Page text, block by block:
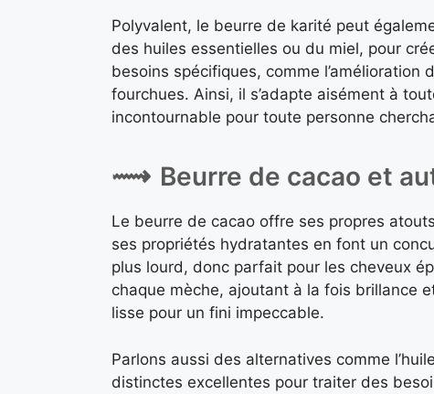
Polyvalent, le beurre de karité peut
des huiles essentielles ou du miel, pour
besoins spécifiques, comme
fourchues. Ainsi, il s’adapte aisément à
incontournable pour toute personne
Beurre de cacao et
Le beurre de cacao offre ses propres
ses propriétés hydratantes en font un
plus lourd, donc parfait pour les cheveux
chaque mèche, ajoutant à la fois brillance
lisse pour un fini impeccable.
Parlons aussi des alternatives comme
distinctes excellentes pour traiter des